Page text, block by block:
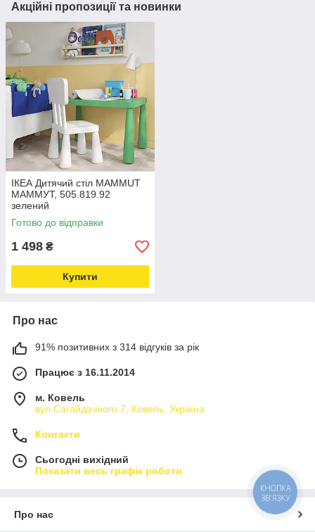
Акційні пропозиції та новинки
ІКЕА Дитячий стіл MAMMUT
МАММУТ, 505.819.92
зелений
Готово до відправки
1 498 ₴
Купити
Про нас
91% позитивних з 314 відгуків за рік
Працює з 16.11.2014
м. Ковель
вул.Сагайдачного 7, Ковель, Україна
Контакти
Сьогодні вихідний
Показати весь графік роботи
Про нас
КНОПКА
ЗВ'ЯЗКУ